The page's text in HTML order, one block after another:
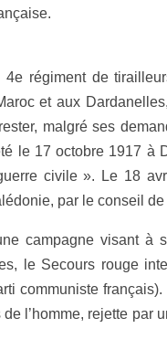
régiment de
et aux
malgré ses
le 17 octobre 1917 à
civile ». Le 18
par le conseil de
campagne visant à
le Secours rouge
communiste
l’homme, rejette par